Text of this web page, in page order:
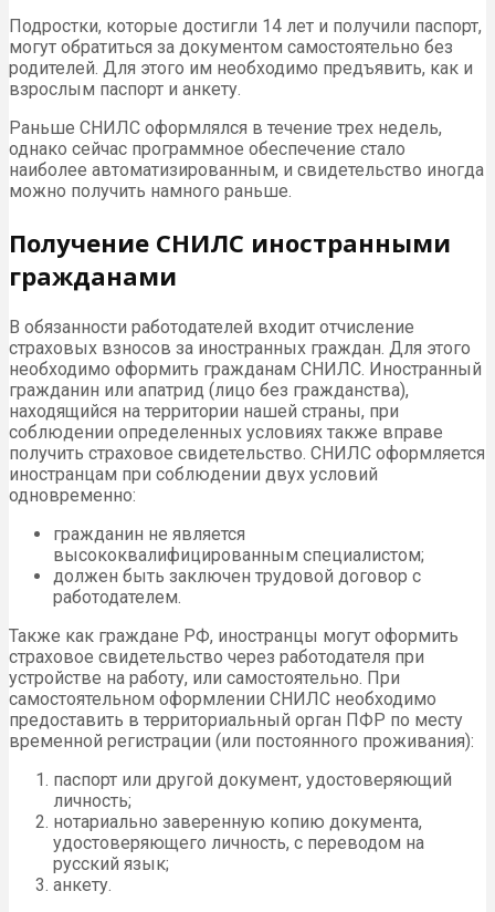
Подростки, которые достигли 14 лет и получили паспорт,
могут обратиться за документом самостоятельно без
родителей. Для этого им необходимо предъявить, как и
взрослым паспорт и анкету.
Раньше СНИЛС оформлялся в течение трех недель,
однако сейчас программное обеспечение стало
наиболее автоматизированным, и свидетельство иногда
можно получить намного раньше.
Получение СНИЛС иностранными
гражданами
В обязанности работодателей входит отчисление
страховых взносов за иностранных граждан. Для этого
необходимо оформить гражданам СНИЛС. Иностранный
гражданин или апатрид (лицо без гражданства),
находящийся на территории нашей страны, при
соблюдении определенных условиях также вправе
получить страховое свидетельство. СНИЛС оформляется
иностранцам при соблюдении двух условий
одновременно:
гражданин не является
высококвалифицированным специалистом;
должен быть заключен трудовой договор с
работодателем.
Также как граждане РФ, иностранцы могут оформить
страховое свидетельство через работодателя при
устройстве на работу, или самостоятельно. При
самостоятельном оформлении СНИЛС необходимо
предоставить в территориальный орган ПФР по месту
временной регистрации (или постоянного проживания):
паспорт или другой документ, удостоверяющий
личность;
нотариально заверенную копию документа,
удостоверяющего личность, с переводом на
русский язык;
анкету.